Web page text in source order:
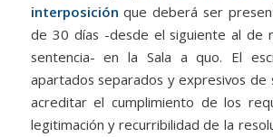
interposiciónque deberá ser
de 30 días -desde el siguiente al de
sentencia- en la Sala a quo. El
apartados separados y expresivos de
acreditar el cumplimiento de los
legitimación y recurribilidad de la